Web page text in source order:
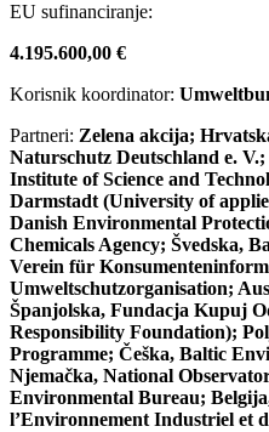
EU sufinanciranje:
4.195.600,00 €
Korisnik koordinator:
Partneri: Zelena akcija;
Naturschutz Deutschland e.
Institute of Science and
Darmstadt (University of
Danish Environmental
Chemicals Agency; Švedska,
Verein für
Umweltschutzorganisation;
Španjolska, Fundacja Kupuj
Responsibility Foundation);
Programme; Češka, Baltic
Njemačka, National
Environmental Bureau;
l’Environnement Industriel et